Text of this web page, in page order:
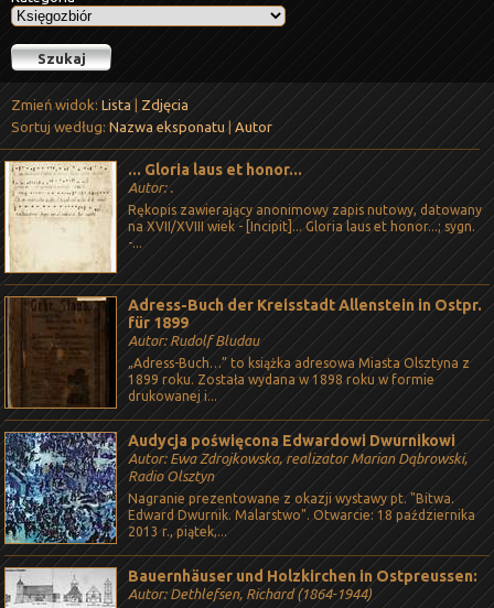
Zmień widok: Lista
Zdjęcia
Sortuj według:Nazwa eksponatu Autor
... Gloria laus et honor...
Autor: .
Rękopis zawierający anonimowy zapis nutowy, datowany
na XVII/XVIII wiek - [Incipit]... Gloria laus et honor...; sygn.
-...
Adress-Buch der Kreisstadt Allenstein in Ostpr.
für 1899
Autor: Rudolf Bludau
„Adress-Buch…” to książka adresowa Miasta Olsztyna z
1899 roku. Została wydana w 1898 roku w formie
drukowanej i...
Audycja poświęcona Edwardowi Dwurnikowi
Autor: Ewa Zdrojkowska, realizator Marian Dąbrowski,
Radio Olsztyn
Nagranie prezentowane z okazji wystawy pt. "Bitwa.
Edward Dwurnik. Malarstwo". Otwarcie: 18 października
2013 r., piątek,...
Bauernhäuser und Holzkirchen in Ostpreussen:
Autor: Dethlefsen, Richard (1864-1944)